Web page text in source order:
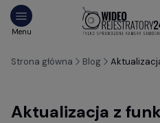
Strona główna Blog
Aktualizacja z